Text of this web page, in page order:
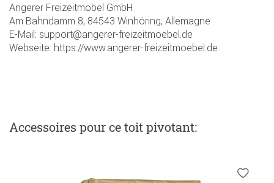
Angerer Freizeitmöbel GmbH
Am Bahndamm 8, 84543 Winhöring, Allemagne
E-Mail: support@angerer-freizeitmoebel.de
Webseite: https://www.angerer-freizeitmoebel.de
Accessoires pour ce toit pivotant: